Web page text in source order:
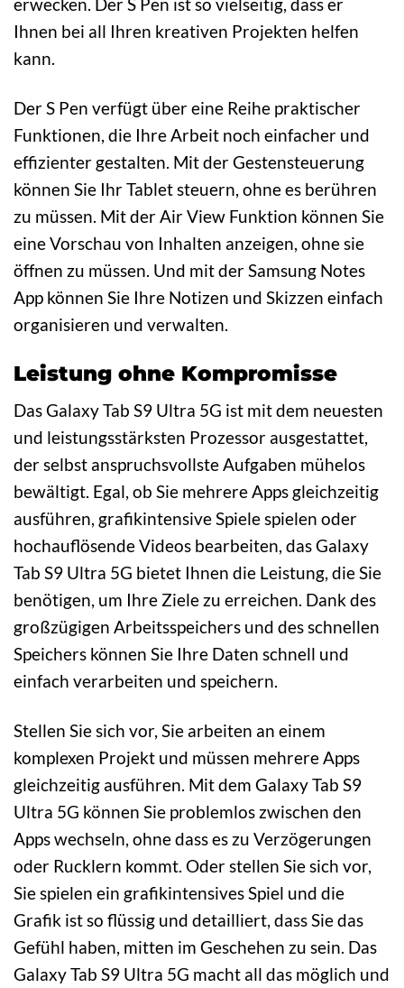
Ihnen bei all Ihren kreativen Projekten helfen
kann.
Der S Pen verfügt über eine Reihe praktischer
Funktionen, die Ihre Arbeit noch einfacher und
effizienter gestalten. Mit der Gestensteuerung
können Sie Ihr Tablet steuern, ohne es berühren
zu müssen. Mit der Air View Funktion können Sie
eine Vorschau von Inhalten anzeigen, ohne sie
öffnen zu müssen. Und mit der Samsung Notes
App können Sie Ihre Notizen und Skizzen einfach
organisieren und verwalten.
Leistung ohne Kompromisse
Das Galaxy Tab S9 Ultra 5G ist mit dem neuesten
und leistungsstärksten Prozessor ausgestattet,
der selbst anspruchsvollste Aufgaben mühelos
bewältigt. Egal, ob Sie mehrere Apps gleichzeitig
ausführen, grafikintensive Spiele spielen oder
hochauflösende Videos bearbeiten, das Galaxy
Tab S9 Ultra 5G bietet Ihnen die Leistung, die Sie
benötigen, um Ihre Ziele zu erreichen. Dank des
großzügigen Arbeitsspeichers und des schnellen
Speichers können Sie Ihre Daten schnell und
einfach verarbeiten und speichern.
Stellen Sie sich vor, Sie arbeiten an einem
komplexen Projekt und müssen mehrere Apps
gleichzeitig ausführen. Mit dem Galaxy Tab S9
Ultra 5G können Sie problemlos zwischen den
Apps wechseln, ohne dass es zu Verzögerungen
oder Rucklern kommt. Oder stellen Sie sich vor,
Sie spielen ein grafikintensives Spiel und die
Grafik ist so flüssig und detailliert, dass Sie das
Gefühl haben, mitten im Geschehen zu sein. Das
Galaxy Tab S9 Ultra 5G macht all das möglich und